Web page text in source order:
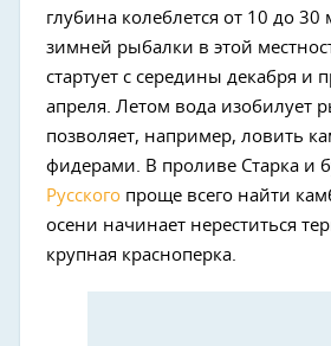
глубина колеблется от 10 до 30
зимней рыбалки в этой
стартует с середины декабря и
апреля. Летом вода изобилует
позволяет, например, ловить
фидерами. В проливе Старка и
Русского проще всего найти
осени начинает нереститься
крупная красноперка.